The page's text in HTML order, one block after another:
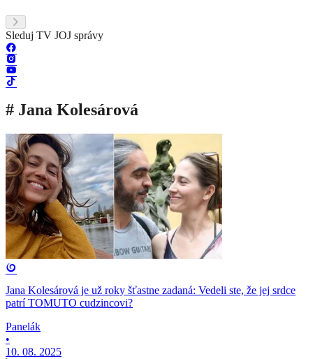
Sleduj TV JOJ správy
# Jana Kolesárová
Jana Kolesárová je už roky šťastne zadaná: Vedeli ste, že jej srdce
patrí TOMUTO cudzincovi?
Panelák
•
10. 08. 2025